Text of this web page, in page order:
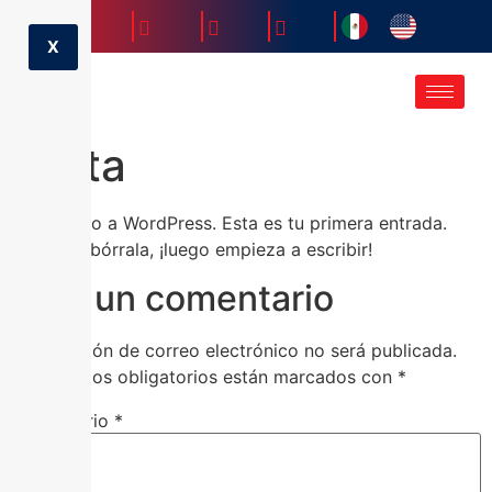
X
cinta
Bienvenido a WordPress. Esta es tu primera entrada.
Edítala o bórrala, ¡luego empieza a escribir!
Deja un comentario
Tu dirección de correo electrónico no será publicada.
Los campos obligatorios están marcados con *
Comentario *